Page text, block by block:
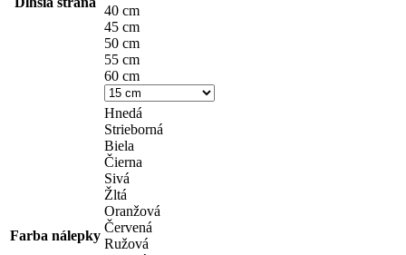
40 cm
45 cm
50 cm
55 cm
60 cm
Farba nálepky
Hnedá
Strieborná
Biela
Čierna
Sivá
Žltá
Oranžová
Červená
Ružová